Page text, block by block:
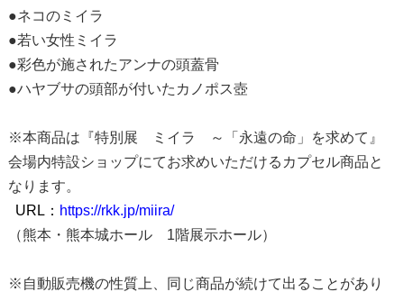
●ネコのミイラ
●若い女性ミイラ
●彩色が施されたアンナの頭蓋骨
●ハヤブサの頭部が付いたカノポス壺
※本商品は『特別展 ミイラ ～「永遠の命」を求めて』
会場内特設ショップにてお求めいただけるカプセル商品と
なります。
URL： https://rkk.jp/miira/
（熊本・熊本城ホール 1階展示ホール）
※自動販売機の性質上、同じ商品が続けて出ることがあり